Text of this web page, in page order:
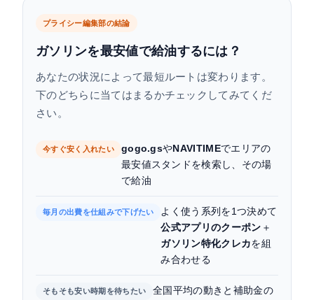
プライシー編集部の結論
ガソリンを最安値で給油するには？
あなたの状況によって最短ルートは変わります。
下のどちらに当てはまるかチェックしてみてくだ
さい。
今すぐ安く入れたい gogo.gsやNAVITIMEでエリアの
最安値スタンドを検索し、その場
で給油
毎月の出費を仕組みで下げたい
よく使う系列を1つ決めて
公式アプリのクーポン ＋
ガソリン特化クレカを組
み合わせる
そもそも安い時期を待ちたい
全国平均の動きと補助金の